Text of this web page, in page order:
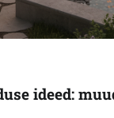
ideed: